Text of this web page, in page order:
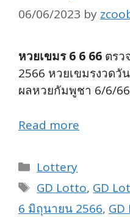
06/06/2023 by
หวยเขมร 6 6 66 ตรว
2566 หวยเขมรงวดวั
ผลหวยกัมพูชา 6/6/66
Read more
Categories
Lottery
Tags
GD Lotto, GD
6 มิถุนายน 2566,